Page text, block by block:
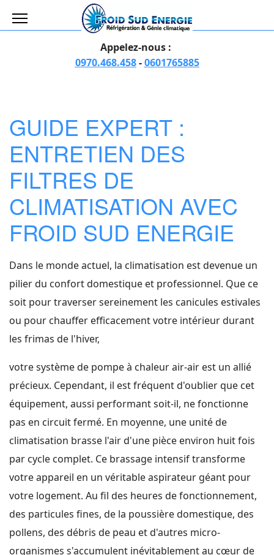
Appelez-nous :
0970.468.458-0601765885
GUIDE EXPERT :
ENTRETIEN DES
FILTRES DE
CLIMATISATION AVEC
FROID SUD ENERGIE
Dans le monde actuel, la climatisation est devenue un
pilier du confort domestique et professionnel. Que ce
soit pour traverser sereinement les canicules estivales
ou pour chauffer efficacement votre intérieur durant
les frimas de l'hiver,
votre système de pompe à chaleur air-air est un allié
précieux. Cependant, il est fréquent d'oublier que cet
équipement, aussi performant soit-il, ne fonctionne
pas en circuit fermé. En moyenne, une unité de
climatisation brasse l'air d'une pièce environ huit fois
par cycle complet. Ce brassage intensif transforme
votre appareil en un véritable aspirateur géant pour
votre logement. Au fil des heures de fonctionnement,
des particules fines, de la poussière domestique, des
pollens, des débris de peau et d'autres micro-
organismes s'accumulent inévitablement au cœur de